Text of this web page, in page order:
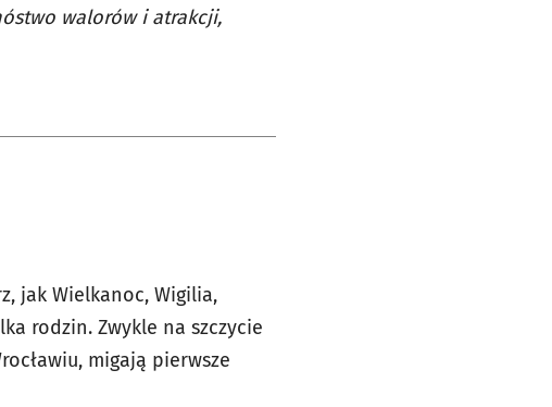
walorów i atrakcji,
jak Wielkanoc, Wigilia,
rodzin. Zwykle na szczycie
migają pierwsze